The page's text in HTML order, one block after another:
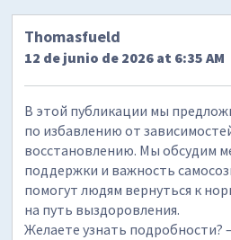
Thomasfueld
12 de junio de 2026 at 6:35 AM
В этой публикации мы
по избавлению от
восстановлению. Мы обсудим
поддержки и важность
помогут людям вернуться к
на путь выздоровления.
Желаете узнать подробности? –